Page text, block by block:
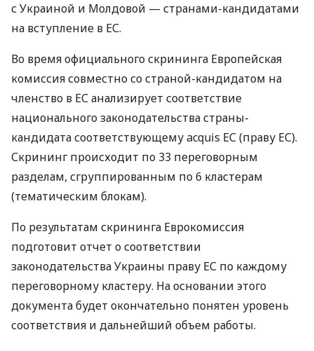
с Украиной и Молдовой — странами-кандидатами
на вступление в ЕС.
Во время официального скрининга Европейская
комиссия совместно со страной-кандидатом на
членство в ЕС анализирует соответствие
национального законодательства страны-
кандидата соответствующему acquis ЕС (праву ЕС).
Скрининг происходит по 33 переговорным
разделам, сгруппированным по 6 кластерам
(тематическим блокам).
По результатам скрининга Еврокомиссия
подготовит отчет о соответствии
законодательства Украины праву ЕС по каждому
переговорному кластеру. На основании этого
документа будет окончательно понятен уровень
соответствия и дальнейший объем работы.